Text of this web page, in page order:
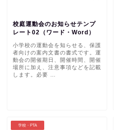
校庭運動会のお知らせテンプ
レート02（ワード・Word）
小学校の運動会を知らせる、保護
者向けの案内文書の書式です。運
動会の開催期日、開催時間、開催
場所に加え、注意事項などを記載
します。必要 …
学校・PTA